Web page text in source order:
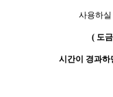
사용하실
( 도
시간이 경과하